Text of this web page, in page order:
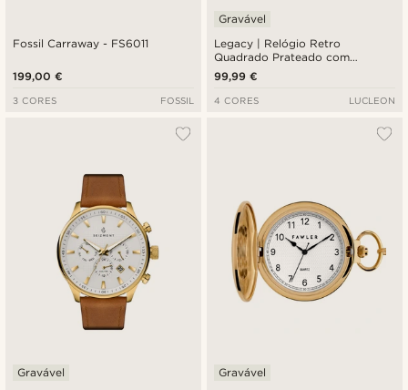
Fossil Carraway - FS6011
199,00 €
3 CORES FOSSIL
Legacy | Relógio Retro
Quadrado Prateado com
Mostrador Branco e Pulseira em
Pele Castanha-escura
Gravável
99,99 €
4 CORES LUCLEON
Gravável Gravável